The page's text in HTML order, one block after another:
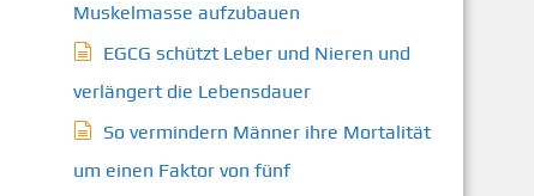
Muskelmasse aufzubauen
EGCG schützt Leber und Nieren und
verlängert die Lebensdauer
So vermindern Männer ihre Mortalität
um einen Faktor von fünf